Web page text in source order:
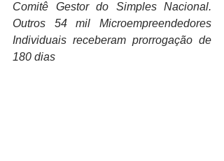
Comitê Gestor do Simples Nacional.
Outros 54 mil Microempreendedores
Individuais receberam prorrogação de
180 dias